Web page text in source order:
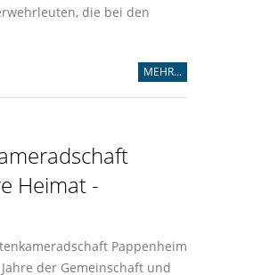
die bei den
MEHR...
Heimat -
Pappenheim
der Gemeinschaft und